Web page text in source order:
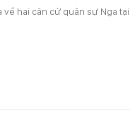
hai căn cứ quân sự Nga tại